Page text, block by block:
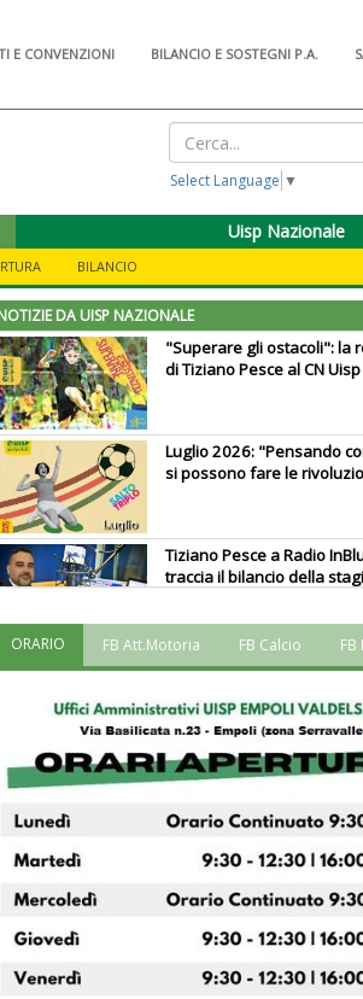
E CONVENZIONI BILANCIO E SOSTEGNI P.A.
Select Language ▼
Uisp Nazionale
BILANCIO
DA UISP NAZIONALE
"Superare gli ostacoli": la
di Tiziano Pesce al CN Uisp
Luglio 2026: "Pensando
si possono fare le
Tiziano Pesce a Radio
traccia il bilancio della
La formazione Uisp
prosegue anche in estate
Tiziano Pesce nel Cda di
Fondazione Terzjus:
a Roma
ORARIO FB Att.Motoria FB Calcio